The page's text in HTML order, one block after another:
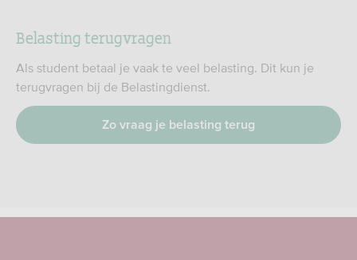
Belasting terugvragen
Als student betaal je vaak te veel belasting. Dit kun je
terugvragen bij de Belastingdienst.
Zo vraag je belasting terug